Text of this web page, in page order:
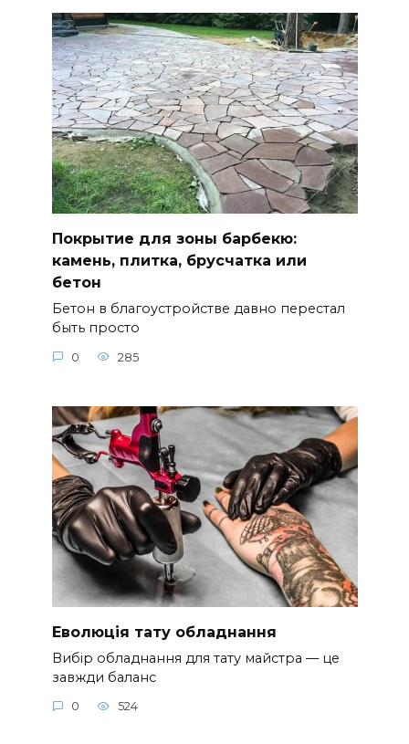
Покрытие для зоны барбекю:
камень, плитка, брусчатка или
бетон
Бетон в благоустройстве давно перестал
быть просто
0 285
Еволюція тату обладнання
Вибір обладнання для тату майстра — це
завжди баланс
0 524